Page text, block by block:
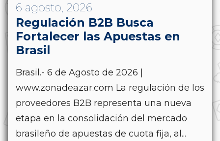
6 agosto, 2026
Regulación B2B Busca
Fortalecer las Apuestas en
Brasil
Brasil.- 6 de Agosto de 2026 |
www.zonadeazar.com La regulación de los
proveedores B2B representa una nueva
etapa en la consolidación del mercado
brasileño de apuestas de cuota fija, al...